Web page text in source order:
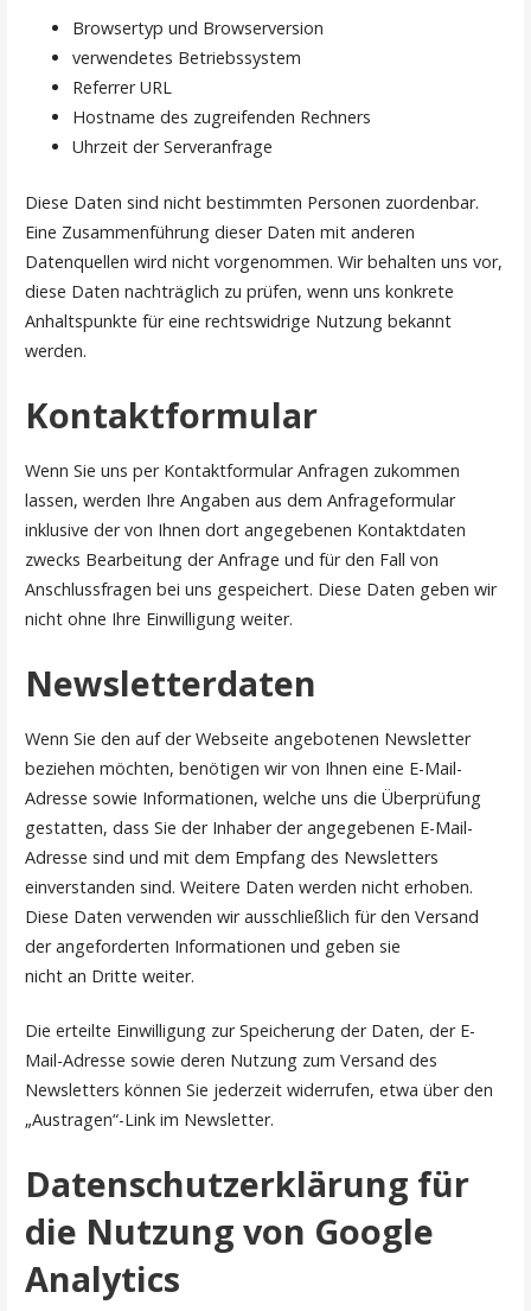
Browsertyp und Browserversion
verwendetes Betriebssystem
Referrer URL
Hostname des zugreifenden Rechners
Uhrzeit der Serveranfrage
Diese Daten sind nicht bestimmten Personen zuordenbar.
Eine Zusammenführung dieser Daten mit anderen
Datenquellen wird nicht vorgenommen. Wir behalten uns vor,
diese Daten nachträglich zu prüfen, wenn uns konkrete
Anhaltspunkte für eine rechtswidrige Nutzung bekannt
werden.
Kontaktformular
Wenn Sie uns per Kontaktformular Anfragen zukommen
lassen, werden Ihre Angaben aus dem Anfrageformular
inklusive der von Ihnen dort angegebenen Kontaktdaten
zwecks Bearbeitung der Anfrage und für den Fall von
Anschlussfragen bei uns gespeichert. Diese Daten geben wir
nicht ohne Ihre Einwilligung weiter.
Newsletterdaten
Wenn Sie den auf der Webseite angebotenen Newsletter
beziehen möchten, benötigen wir von Ihnen eine E-Mail-
Adresse sowie Informationen, welche uns die Überprüfung
gestatten, dass Sie der Inhaber der angegebenen E-Mail-
Adresse sind und mit dem Empfang des Newsletters
einverstanden sind. Weitere Daten werden nicht erhoben.
Diese Daten verwenden wir ausschließlich für den Versand
der angeforderten Informationen und geben sie
nicht an Dritte weiter.
Die erteilte Einwilligung zur Speicherung der Daten, der E-
Mail-Adresse sowie deren Nutzung zum Versand des
Newsletters können Sie jederzeit widerrufen, etwa über den
„Austragen“-Link im Newsletter.
Datenschutzerklärung für
die Nutzung von Google
Analytics